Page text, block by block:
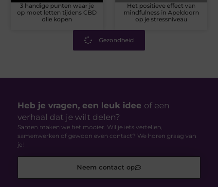
3 handige punten waar je
op moet letten tijdens CBD
olie kopen
Het positieve effect van
mindfulness in Apeldoorn
op je stressniveau
Gezondheid
Heb je vragen, een leuk idee of een
verhaal dat je wilt delen?
Samen maken we het mooier. Wil je iets vertellen,
samenwerken of gewoon even contact? We horen graag van
je!
Neem contact op